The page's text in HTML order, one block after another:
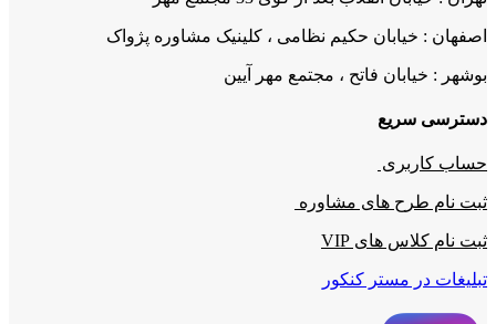
اصفهان : خیابان حکیم نظامی ، کلینیک مشاوره پژواک
بوشهر : خیابان فاتح ، مجتمع مهر آیین
دسترسی سریع
حساب کاربری
ثبت نام طرح های مشاوره
ثبت نام کلاس های VIP
تبلیغات در مستر کنکور